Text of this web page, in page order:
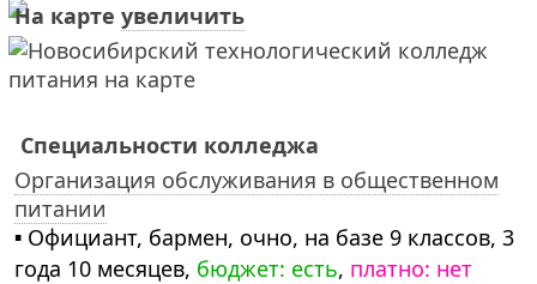
На карте увеличить
Специальности колледжа
Организация обслуживания в общественном
питании
▪ Официант, бармен, очно, на базе 9 классов, 3
года 10 месяцев, бюджет: есть, платно: нет